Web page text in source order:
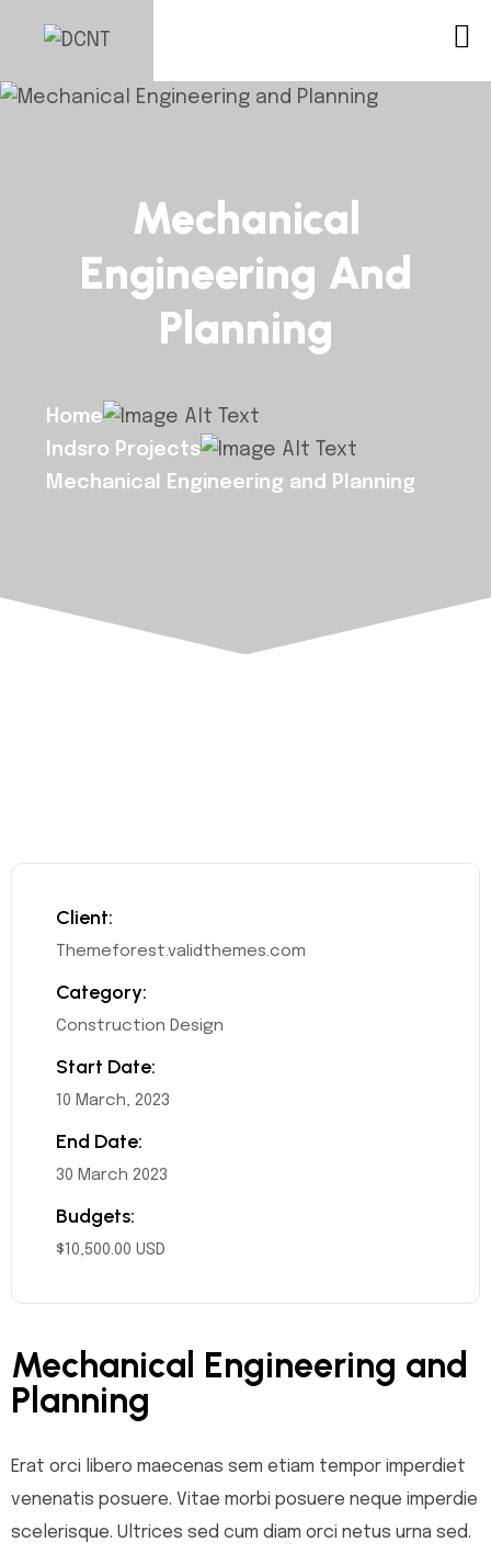
Mechanical
Engineering And
Planning
Home
Indsro Projects
Mechanical Engineering and Planning
Client:
Themeforest.validthemes.com
Category:
Construction Design
Start Date:
10 March, 2023
End Date:
30 March 2023
Budgets:
$10,500.00 USD
Mechanical Engineering and
Planning
Erat orci libero maecenas sem etiam tempor imperdiet
venenatis posuere. Vitae morbi posuere neque imperdie
scelerisque. Ultrices sed cum diam orci netus urna sed.